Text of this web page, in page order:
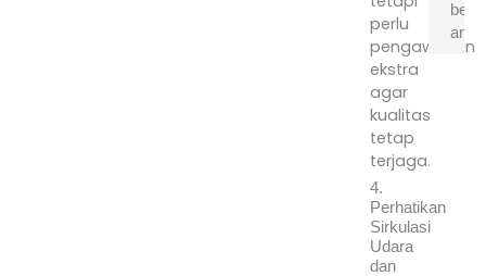
perlu
pengawasan
ekstra
agar
kualitas
tetap
terjaga.
4.
Perhatikan
Sirkulasi
Udara
dan